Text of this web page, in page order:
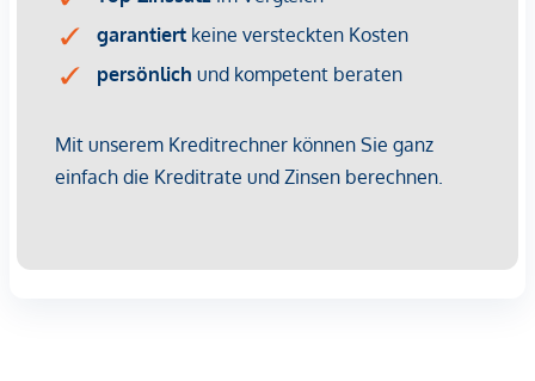
von EUR 337.000,- bis EUR 916.000,- netto zzgl. 20% USt.
Provisionsfrei für den Käufer!
Fertigstellung: bereits erfolgt
Bei diesem Angebot handelt es sich um eine
Vorsorgewohnung, die zu Vermietungszwecken erworben